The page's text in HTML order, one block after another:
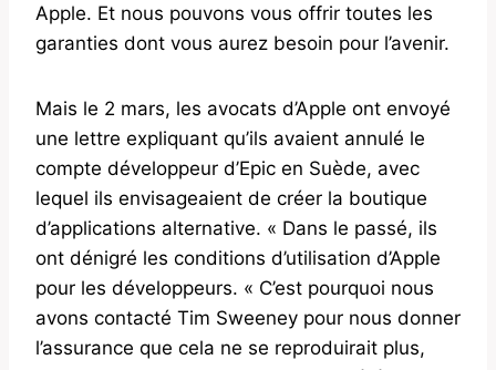
Apple. Et nous pouvons vous offrir toutes les
garanties dont vous aurez besoin pour l’avenir.
Mais le 2 mars, les avocats d’Apple ont envoyé
une lettre expliquant qu’ils avaient annulé le
compte développeur d’Epic en Suède, avec
lequel ils envisageaient de créer la boutique
d’applications alternative. « Dans le passé, ils
ont dénigré les conditions d’utilisation d’Apple
pour les développeurs. « C’est pourquoi nous
avons contacté Tim Sweeney pour nous donner
l’assurance que cela ne se reproduirait plus,